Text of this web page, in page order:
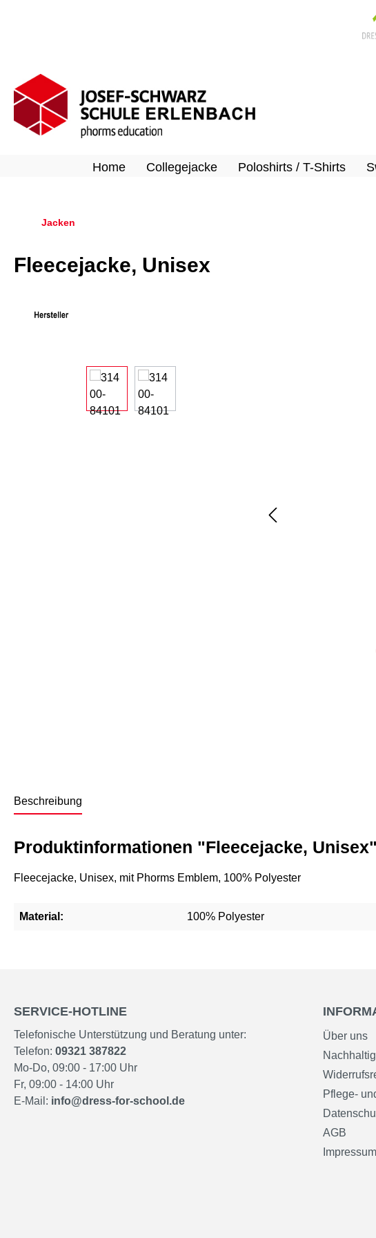
Home Collegejacke Poloshirts / T-Shirts
Jacken
Fleecejacke, Unisex
Bildergalerie überspringen
Beschreibung
Produktinformationen "Fleecejacke, Unisex"
Fleecejacke, Unisex, mit Phorms Emblem, 100% Polyester
Material: 100% Polyester
SERVICE-HOTLINE
Telefonische Unterstützung und Beratung unter:
Telefon: 09321 387822
Mo-Do, 09:00 - 17:00 Uhr
Fr, 09:00 - 14:00 Uhr
E-Mail: info@dress-for-school.de
Über uns
Pflege-
AGB
Impressum